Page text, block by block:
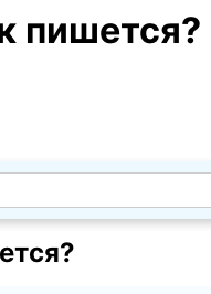
пишется?